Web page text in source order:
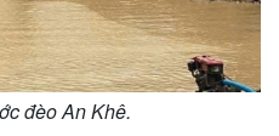
Multimedia
Video
đèo An Khê.